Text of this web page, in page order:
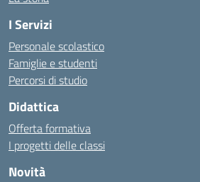
I Servizi
Personale scolastico
Famiglie e studenti
Percorsi di studio
Didattica
Offerta formativa
I progetti delle classi
Novità